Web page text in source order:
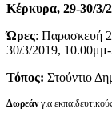
Κέρκυρα, 29-30/3/
Ώρες: Παρασκευή
30/3/2019,
Τόπος: Στούντιο
Δωρεάνγια